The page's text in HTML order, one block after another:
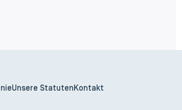
Unsere Statuten Kontakt